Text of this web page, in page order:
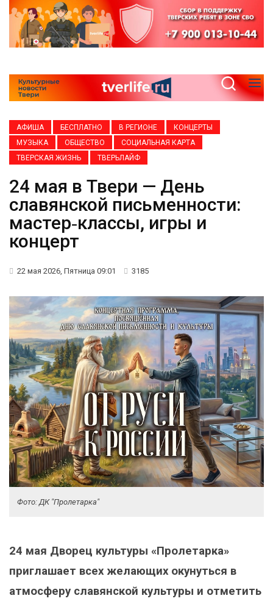
АФИША БЕСПЛАТНО В РЕГИОНЕ
КОНЦЕРТЫ
МУЗЫКА
ОБЩЕСТВО
СОЦИАЛЬНАЯ КАРТА
ТВЕРСКАЯ ЖИЗНЬ
ТВЕРЬЛАЙФ
24 мая в Твери — День
славянской письменности:
мастер‑классы, игры и
концерт
22 мая 2026, Пятница 09:01 3185
Фото: ДК "Пролетарка"
24 мая Дворец культуры «Пролетарка»
приглашает всех желающих окунуться в
атмосферу славянской культуры и отметить